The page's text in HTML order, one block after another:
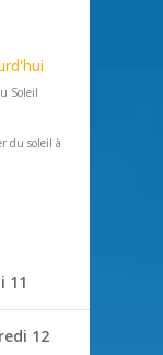
Soleil
du soleil à
11
12